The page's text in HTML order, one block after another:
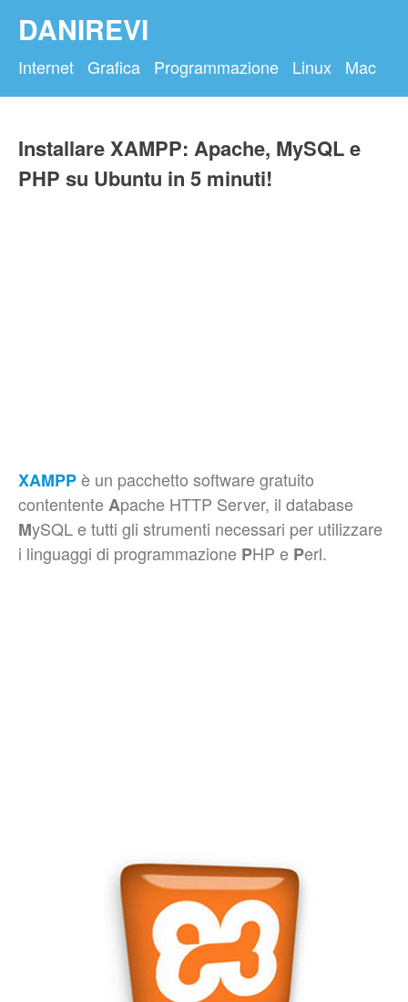
DANIREVI
Internet Grafica Programmazione Linux Mac
Installare XAMPP: Apache, MySQL e
PHP su Ubuntu in 5 minuti!
XAMPPè un pacchetto software gratuito
contententeApache HTTP Server, il database
MySQL e tutti gli strumenti necessari per utilizzare
i linguaggi di programmazione PHP e Perl.